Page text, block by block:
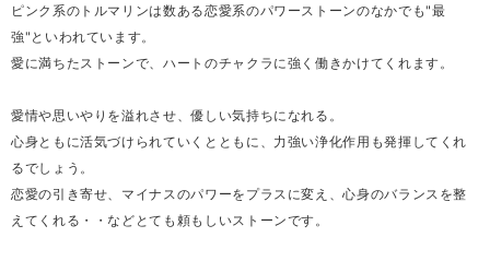
ピンク系のトルマリンは数ある恋愛系のパワーストーンのなかでも"最
強"といわれています。
愛に満ちたストーンで、ハートのチャクラに強く働きかけてくれます。
愛情や思いやりを溢れさせ、優しい気持ちになれる。
心身ともに活気づけられていくとともに、力強い浄化作用も発揮してくれ
るでしょう。
恋愛の引き寄せ、マイナスのパワーをプラスに変え、心身のバランスを整
えてくれる・・などとても頼もしいストーンです。